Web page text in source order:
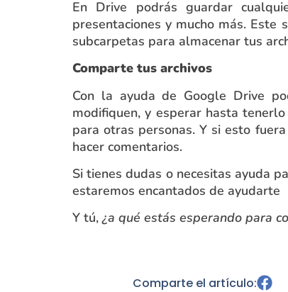
En Drive podrás guardar
presentaciones y mucho más.
subcarpetas para almacenar tus
Comparte tus archivos
Con la ayuda de Google Drive
modifiquen, y esperar hasta
para otras personas. Y si esto
hacer comentarios.
Si tienes dudas o necesitas ayuda
estaremos encantados de ayudarte
Y tú,¿a qué estás esperando para
Comparte el artículo: